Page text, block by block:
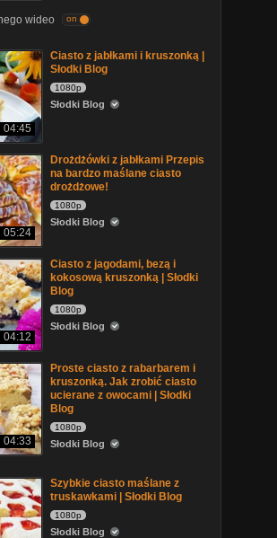
wideo on
04:45
Ciasto z jabłkami i kruszonką |
Słodki Blog
1080p
Słodki Blog
05:24
Drożdżówki z jabłkami Przepis
na bardzo maślane ciasto
drożdżowe!
1080p
Słodki Blog
04:12
Ciasto z jagodami, bezą i
kokosową kruszonką | Słodki
Blog
1080p
Słodki Blog
04:33
Proste ciasto z rabarbarem i
kruszonką. Jak zrobić ciasto
ucierane z owocami | Słodki
Blog
1080p
Słodki Blog
Szybkie ciasto maślane z
truskawkami | Słodki Blog
1080p
Słodki Blog